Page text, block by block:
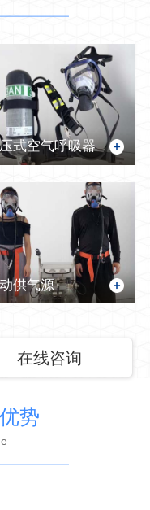
式空气呼吸器
供气源
在线咨询
势